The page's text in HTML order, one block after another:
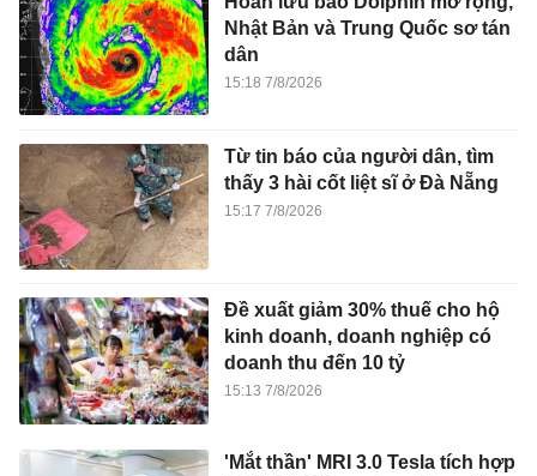
Nhật Bản và Trung Quốc sơ tán
dân
15:18 7/8/2026
Từ tin báo của người dân, tìm
thấy 3 hài cốt liệt sĩ ở Đà Nẵng
15:17 7/8/2026
Đề xuất giảm 30% thuế cho hộ
kinh doanh, doanh nghiệp có
doanh thu đến 10 tỷ
15:13 7/8/2026
'Mắt thần' MRI 3.0 Tesla tích hợp